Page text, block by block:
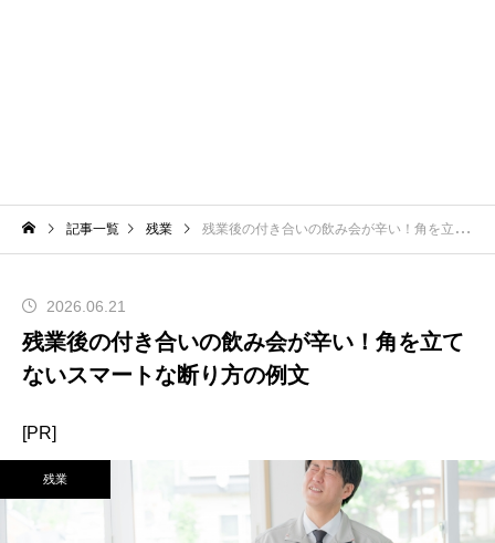
記事一覧 残業 残業後の付き合いの飲み会が辛い！角を立てないスマートな断り方の例文
2026.06.21
残業後の付き合いの飲み会が辛い！角を立て
ないスマートな断り方の例文
[PR]
残業